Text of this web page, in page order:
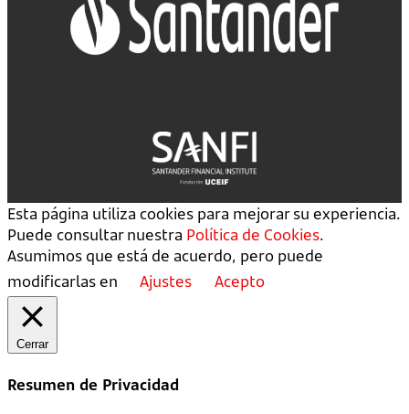
Esta página utiliza cookies para mejorar su experiencia.
Puede consultar nuestra Política de Cookies.
Asumimos que está de acuerdo, pero puede
modificarlas en
Ajustes Acepto
Cerrar
Resumen de Privacidad